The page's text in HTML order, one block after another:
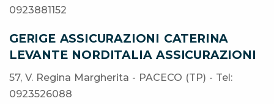
0923881152
GERIGE ASSICURAZIONI CATERINA
LEVANTE NORDITALIA ASSICURAZIONI
57, V. Regina Margherita - PACECO (TP) - Tel:
0923526088